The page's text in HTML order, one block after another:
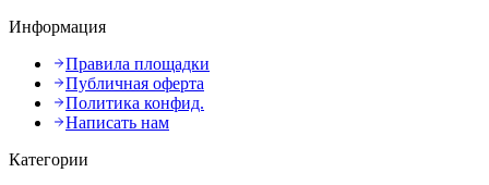
Информация
Правила площадки
Публичная оферта
Политика конфид.
Написать нам
Категории